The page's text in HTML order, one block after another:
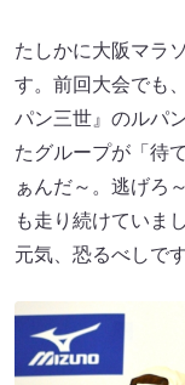
たしかに大阪マラ
す。前回大会でも
パン三世』のルパ
たグループが「待
ぁんだ～。逃げろ
も走り続けていま
元気、恐るべしです